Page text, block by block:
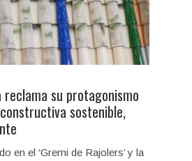
su protagonismo
sostenible,
en el ‘Gremi de Rajolers’ y la